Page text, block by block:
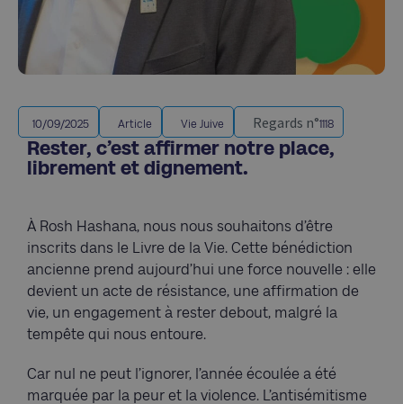
10/09/2025 Article Vie Juive Regards n°1118
Rester, c’est affirmer notre place,
librement et dignement.
À Rosh Hashana, nous nous souhaitons d’être
inscrits dans le Livre de la Vie. Cette bénédiction
ancienne prend aujourd’hui une force nouvelle : elle
devient un acte de résistance, une affirmation de
vie, un engagement à rester debout, malgré la
tempête qui nous entoure.
Car nul ne peut l’ignorer, l’année écoulée a été
marquée par la peur et la violence. L’antisémitisme